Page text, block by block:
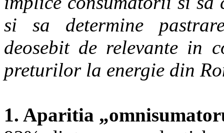
si sa determine
deosebit de relevante in
preturilor la energie din
1. Aparitia